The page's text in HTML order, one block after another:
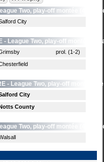
Two, play-off montée (4e au
City
- League Two, play-off montée (4e
prol. (1-2)
- League Two, play-off montée
City
Notts County
Two, play-off montée (4e au